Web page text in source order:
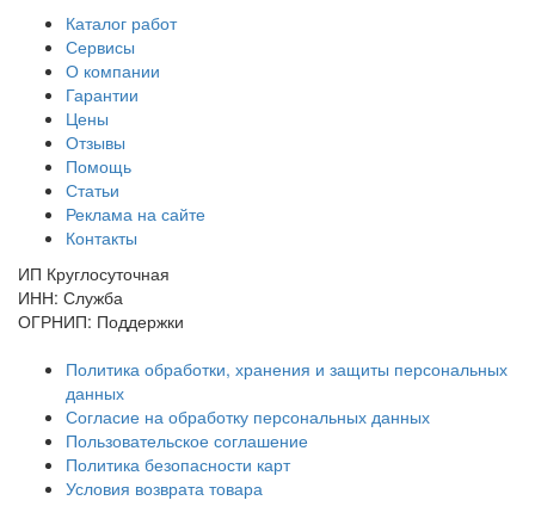
Каталог работ
Сервисы
О компании
Гарантии
Цены
Отзывы
Помощь
Статьи
Реклама на сайте
Контакты
ИП Круглосуточная
ИНН: Служба
ОГРНИП: Поддержки
Политика обработки, хранения и защиты персональных
данных
Согласие на обработку персональных данных
Пользовательское соглашение
Политика безопасности карт
Условия возврата товара